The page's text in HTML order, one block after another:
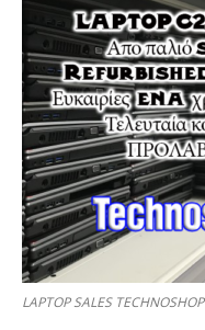
LAPTOP SALES TECHNOSHOP